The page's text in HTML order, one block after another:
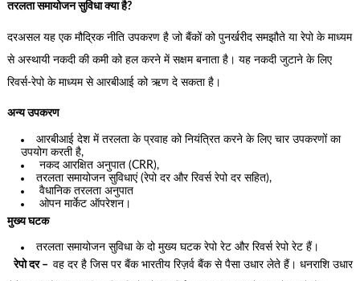
तरलता समायोजन सुविधा क्या है?
दरअसल यह एक मौद्रिक नीति उपकरण है जो बैंकों को पुनर्खरीद समझौते या रेपो के माध्यम
से अस्थायी नकदी की कमी को हल करने में सक्षम बनाता है। यह नकदी जुटाने के लिए
रिवर्स-रेपो के माध्यम से आरबीआई को ऋण दे सकता है।
अन्य उपकरण
आरबीआई देश में तरलता के प्रवाह को नियंत्रित करने के लिए चार उपकरणों का
उपयोग करती है,
नकद आरक्षित अनुपात (CRR),
तरलता समायोजन सुविधाएं (रेपो दर और रिवर्स रेपो दर सहित),
वैधानिक तरलता अनुपात
ओपन मार्केट ऑपरेशन।
मुख्य घटक
तरलता समायोजन सुविधा के दो मुख्य घटक रेपो रेट और रिवर्स रेपो रेट हैं।
रेपो दर – वह दर है जिस पर बैंक भारतीय रिज़र्व बैंक से पैसा उधार लेते हैं। धनराशि उधार